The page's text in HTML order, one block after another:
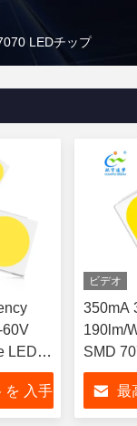
LEDチップ
60V
LED
LED
LED
LED
を 入手
ビデオ
350mA
190lm/
SMD
最